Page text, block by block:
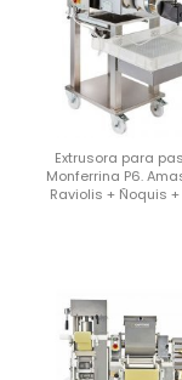
Extrusora para
Monferrina P6.
Raviolis + Ñoquis